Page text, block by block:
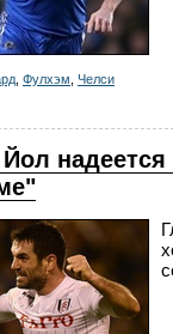
Фулхэм Челси
надеется